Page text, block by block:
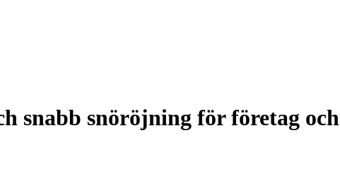
snabb snöröjning för företag och